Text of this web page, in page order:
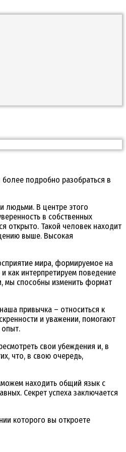
подробно разобраться в
людьми. В центре этого
в собственных
открыто. Такой человек находит
выше. Высокая
мира, формируемое на
как интерпретируем поведение
мы способны изменить формат
привычка – относиться к
и уважении, помогают
опыт.
свои убеждения и, в
что, в свою очередь,
находить общий язык с
Секрет успеха заключается
которого вы откроете